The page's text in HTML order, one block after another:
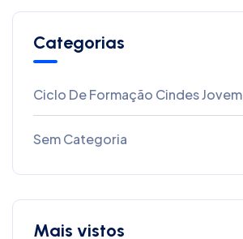
Categorias
Ciclo De Formação Cindes Jovem
Sem Categoria
Mais vistos